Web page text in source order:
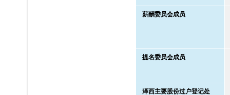
薪酬委员会成员
提名委员会成员
泽西主要股份过户登记处